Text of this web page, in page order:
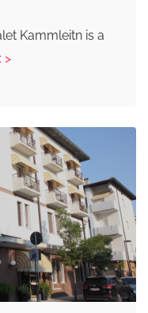
Kammleitn is a
>